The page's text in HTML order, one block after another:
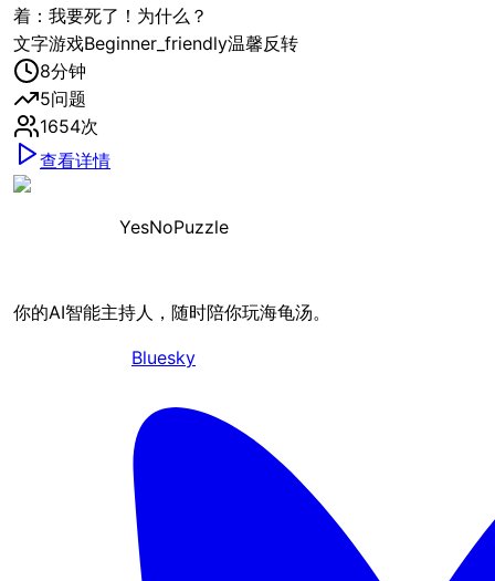
着：我要死了！为什么？
文字游戏Beginner_friendly温馨反转
8分钟
5问题
1654次
查看详情
YesNoPuzzle
你的AI智能主持人，随时陪你玩海龟汤。
Bluesky